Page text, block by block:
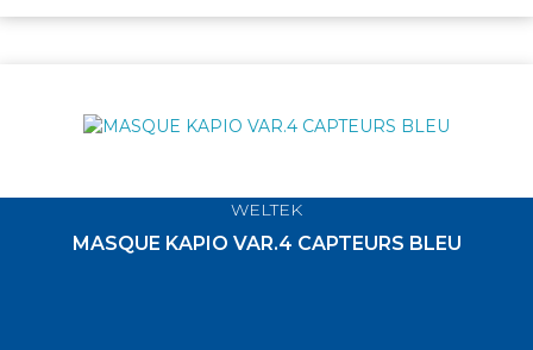
WELTEK
MASQUE KAPIO VAR.4 CAPTEURS BLEU